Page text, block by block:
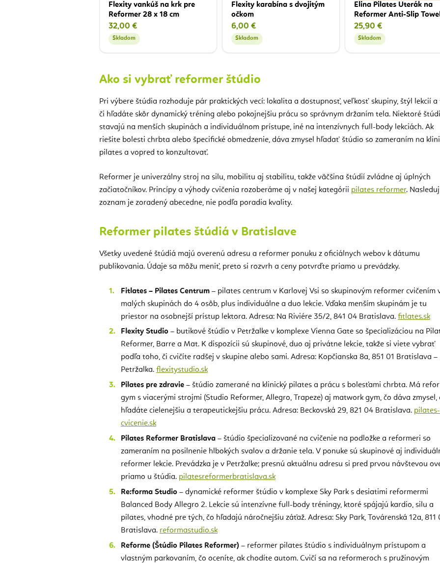
Flexity vankúš na krk pre
Reformer 28 x 18 cm
32,00 €
Skladom
Flexity karabína s dvojitým
očkom
6,00 €
Skladom
Elina Pilates Uterák na
Reformer Anti-Slip
Pilates Reformer
25,90 €
Skladom
Ako si vybrať reformer štúdio
Pri výbere štúdia rozhoduje pár praktických vecí: lokalita a dostupnosť, veľkosť skupiny, štýl lekcií a
či hľadáte skôr dynamický tréning alebo pokojnejšiu prácu so správnym držaním tela. Niektoré
stavajú na menších skupinách a individuálnom prístupe, iné na intenzívnych full-body lekciách. Ak
riešite bolesti chrbta alebo špecifické obmedzenie, dáva zmysel hľadať štúdio so zameraním na
pilates a vopred to konzultovať.
Reformer je univerzálny stroj na silu, mobilitu aj stabilitu, takže väčšina štúdií zvládne aj úplných
začiatočníkov. Princípy a výhody cvičenia rozoberáme aj v našej kategórii pilates reformer.
zoznam je zoradený abecedne, nie podľa poradia kvality.
Reformer pilates štúdiá v Bratislave
Všetky uvedené štúdiá majú overenú adresu a reformer ponuku z oficiálnych webov k dátumu
publikovania. Údaje sa môžu meniť, preto si rozvrh a ceny potvrďte priamo u prevádzky.
Fitlates – Pilates Centrum – pilates centrum v Karlovej Vsi so skupinovým reformer cvičením
malých skupinách do 4 osôb, plus individuálne a duo lekcie. Vďaka menším skupinám je tu
priestor na osobnejší prístup lektora. Adresa: Na Riviére 35/2, 841 04 Bratislava. fitlates.sk
Flexity Studio – butikové štúdio v Petržalke v komplexe Vienna Gate so špecializáciou na
Reformer, Barre a Mat. K dispozícii sú skupinové, duo aj privátne lekcie, takže si viete vybrať
podľa toho, či cvičíte radšej v skupine alebo sami. Adresa: Kopčianska 8a, 851 01 Bratislava –
Petržalka. flexitystudio.sk
Pilates pre zdravie – štúdio zamerané na klinický pilates a prácu s bolesťami chrbta. Má
gym s viacerými strojmi (Studio Reformer, Allegro, Trapeze) aj matwork gym, čo dáva zmysel,
hľadáte cielenejšiu a terapeutickejšiu prácu. Adresa: Beckovská 29, 821 04 Bratislava. pilates-
cvicenie.sk
Pilates Reformer Bratislava – štúdio špecializované na cvičenie na podložke a reformeri so
zameraním na posilnenie hlbokých svalov a držanie tela. V ponuke sú skupinové aj
reformer lekcie. Prevádzka je v Petržalke; presnú aktuálnu adresu si pred prvou návštevou
priamo u štúdia. pilatesreformerbratislava.sk
Re:forma Studio – dynamické reformer štúdio v komplexe Sky Park s desiatimi reformermi
Balanced Body Allegro 2. Lekcie sú intenzívne full-body tréningy, ktoré spájajú kardio, silu a
pilates, vhodné pre tých, čo hľadajú náročnejšiu záťaž. Adresa: Sky Park, Továrenská 12a, 811
Bratislava. reformastudio.sk
Reforme (Štúdio Pilates Reformer) – reformer pilates štúdio s individuálnym prístupom a
vlastným parkovaním, čo oceníte, ak chodíte autom. Cvičí sa na reformeroch s pružinovým